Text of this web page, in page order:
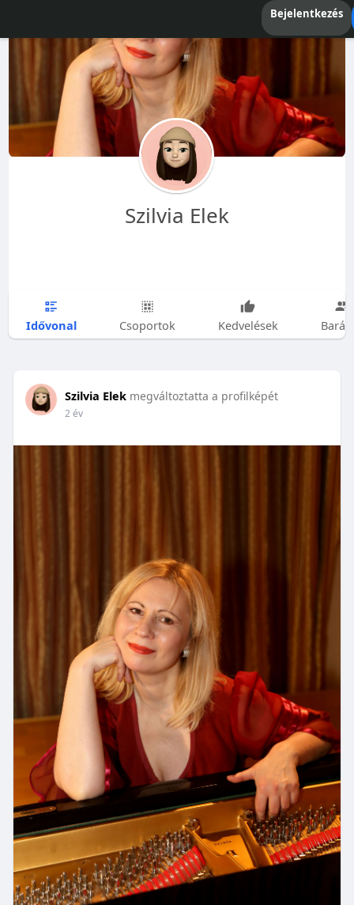
Bejelentkezés
Szilvia Elek
Idővonal Csoportok Kedvelések
Szilvia Elek megváltoztatta a profilképét
2 év